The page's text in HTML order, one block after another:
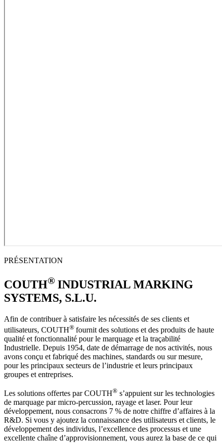
PRÉSENTATION
COUTH® INDUSTRIAL MARKING
SYSTEMS, S.L.U.
Afin de contribuer à satisfaire les nécessités de ses clients et
utilisateurs, COUTH® fournit des solutions et des produits de haute
qualité et fonctionnalité pour le marquage et la traçabilité
Industrielle. Depuis 1954, date de démarrage de nos activités, nous
avons conçu et fabriqué des machines, standards ou sur mesure,
pour les principaux secteurs de l’industrie et leurs principaux
groupes et entreprises.
Les solutions offertes par COUTH® s’appuient sur les technologies
de marquage par micro-percussion, rayage et laser. Pour leur
développement, nous consacrons 7 % de notre chiffre d’affaires à la
R&D. Si vous y ajoutez la connaissance des utilisateurs et clients, le
développement des individus, l’excellence des processus et une
excellente chaîne d’approvisionnement, vous aurez la base de ce qui